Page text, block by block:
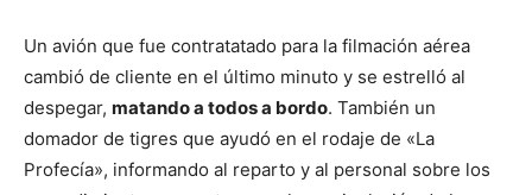
Un avión que fue contratatado para la filmación aérea
cambió de cliente en el último minuto y se estrelló al
despegar, matando a todos a bordo. También un
domador de tigres que ayudó en el rodaje de «La
Profecía», informando al reparto y al personal sobre los